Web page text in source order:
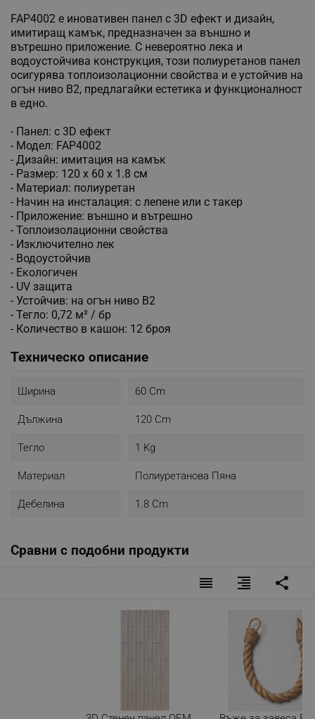
FAP4002 е иновативен панел с 3D ефект и дизайн,
имитиращ камък, предназначен за външно и
вътрешно приложение. С невероятно лека и
водоустойчива конструкция, този полиуретанов панел
осигурява топлоизолационни свойства и е устойчив на
огън ниво B2, предлагайки естетика и функционалност
в едно.
- Панел: с 3D ефект
- Модел: FAP4002
- Дизайн: имитация на камък
- Размер: 120 х 60 х 1.8 см
- Материал: полиуретан
- Начин на инсталация: с лепене или с такер
- Приложение: външно и вътрешно
- Топлоизолационни свойства
- Изключително лек
- Водоустойчив
- Екологичен
- UV защита
- Устойчив: на огън ниво B2
- Тегло: 0,72 м² / бр
- Количество в кашон: 12 броя
Техническо описание
Ширина 60 Cm
Дължина 120 Cm
Тегло 1 Kg
Материал Полиуретанова Пяна
Дебелина 1.8 Cm
Сравни с подобни продукти
reorder format_align_right share